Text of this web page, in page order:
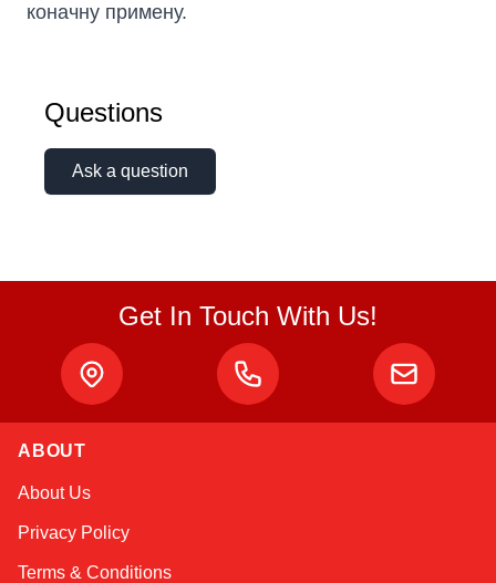
коначну примену.
Questions
Ask a question
Get In Touch With Us!
ABOUT
About Us
Privacy Policy
Terms & Conditions